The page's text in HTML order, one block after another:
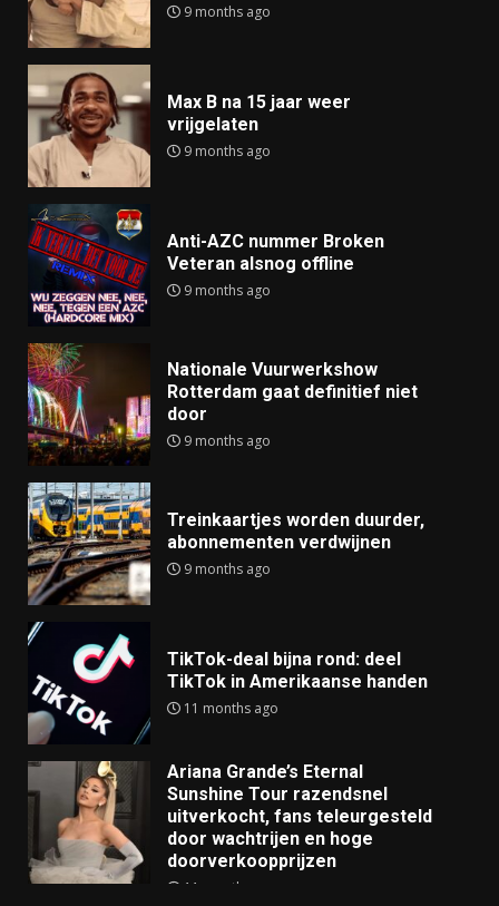
9 months ago
Max B na 15 jaar weer
vrijgelaten
9 months ago
Anti-AZC nummer Broken
Veteran alsnog offline
9 months ago
Nationale Vuurwerkshow
Rotterdam gaat definitief niet
door
9 months ago
Treinkaartjes worden duurder,
abonnementen verdwijnen
9 months ago
TikTok-deal bijna rond: deel
TikTok in Amerikaanse handen
11 months ago
Ariana Grande’s Eternal
Sunshine Tour razendsnel
uitverkocht, fans teleurgesteld
door wachtrijen en hoge
doorverkoopprijzen
11 months ago